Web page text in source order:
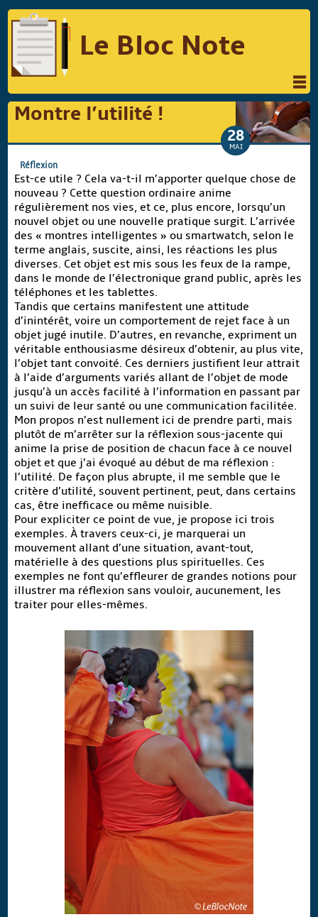
Le Bloc Note
INFORMATIQUE
MUSIQUE
PODCAST
REVUES DE PRESSE
COMPARATIF DES HYBRIDES
COMPARATIF DES APPAREILS REFLEX
Suivre Le Bloc Note
Montre l’utilité !
28
MAI
Réflexion
Est-ce utile ? Cela va-t-il m’apporter quelque chose de
nouveau ? Cette question ordinaire anime
régulièrement nos vies, et ce, plus encore, lorsqu’un
nouvel objet ou une nouvelle pratique surgit. L’arrivée
des « montres intelligentes » ou smartwatch, selon le
terme anglais, suscite, ainsi, les réactions les plus
diverses. Cet objet est mis sous les feux de la rampe,
dans le monde de l’électronique grand public, après les
téléphones et les tablettes.
Tandis que certains manifestent une attitude
d’inintérêt, voire un comportement de rejet face à un
objet jugé inutile. D’autres, en revanche, expriment un
véritable enthousiasme désireux d’obtenir, au plus vite,
l’objet tant convoité. Ces derniers justifient leur attrait
à l’aide d’arguments variés allant de l’objet de mode
jusqu’à un accès facilité à l’information en passant par
un suivi de leur santé ou une communication facilitée.
Mon propos n’est nullement ici de prendre parti, mais
plutôt de m’arrêter sur la réflexion sous-jacente qui
anime la prise de position de chacun face à ce nouvel
objet et que j’ai évoqué au début de ma réflexion :
l’utilité. De façon plus abrupte, il me semble que le
critère d’utilité, souvent pertinent, peut, dans certains
cas, être inefficace ou même nuisible.
Pour expliciter ce point de vue, je propose ici trois
exemples. À travers ceux-ci, je marquerai un
mouvement allant d’une situation, avant-tout,
matérielle à des questions plus spirituelles. Ces
exemples ne font qu’effleurer de grandes notions pour
illustrer ma réflexion sans vouloir, aucunement, les
traiter pour elles-mêmes.